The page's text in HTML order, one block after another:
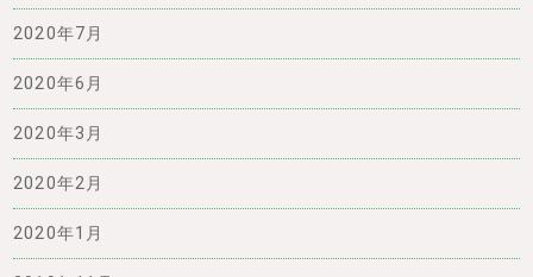
2020年7月
2020年6月
2020年3月
2020年2月
2020年1月